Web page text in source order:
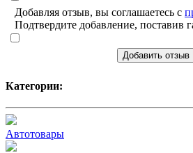
Добавляя отзыв, вы соглашаетесь с
Подтвердите добавление, поставив
Добавить отзыв
Категории:
Автотовары